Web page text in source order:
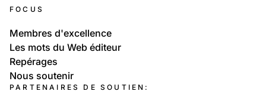
FOCUS
Membres d'excellence
Les mots du Web éditeur
Repérages
Nous soutenir
PARTENAIRES DE SOUTIEN: